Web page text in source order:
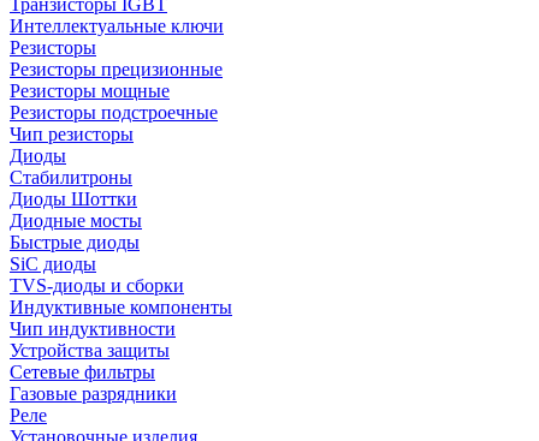
Транзисторы IGBT
Интеллектуальные ключи
Резисторы
Резисторы прецизионные
Резисторы мощные
Резисторы подстроечные
Чип резисторы
Диоды
Стабилитроны
Диоды Шоттки
Диодные мосты
Быстрые диоды
SiC диоды
TVS-диоды и сборки
Индуктивные компоненты
Чип индуктивности
Устройства защиты
Сетевые фильтры
Газовые разрядники
Реле
Установочные изделия